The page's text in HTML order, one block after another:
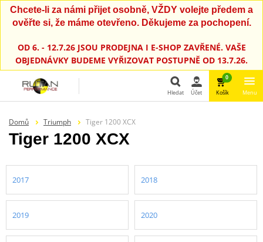
Chcete-li za námi přijet osobně, VŽDY volejte předem a
ověřte si, že máme otevřeno. Děkujeme za pochopení.
OD 6. - 12.7.26 JSOU PRODEJNA I E-SHOP ZAVŘENÉ. VAŠE
OBJEDNÁVKY BUDEME VYŘIZOVAT POSTUPNĚ OD 13.7.26.
Hledat Účet
0
Košík Menu
Domů Triumph Tiger 1200 XCX
Tiger 1200 XCX
2017 2018
2019 2020